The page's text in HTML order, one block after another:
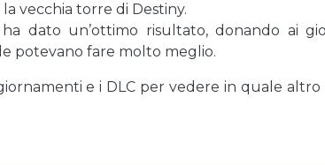
vecchia torre di Destiny.
dato un’ottimo risultato, donando ai
potevano fare molto meglio.
e i DLC per vedere in quale altro